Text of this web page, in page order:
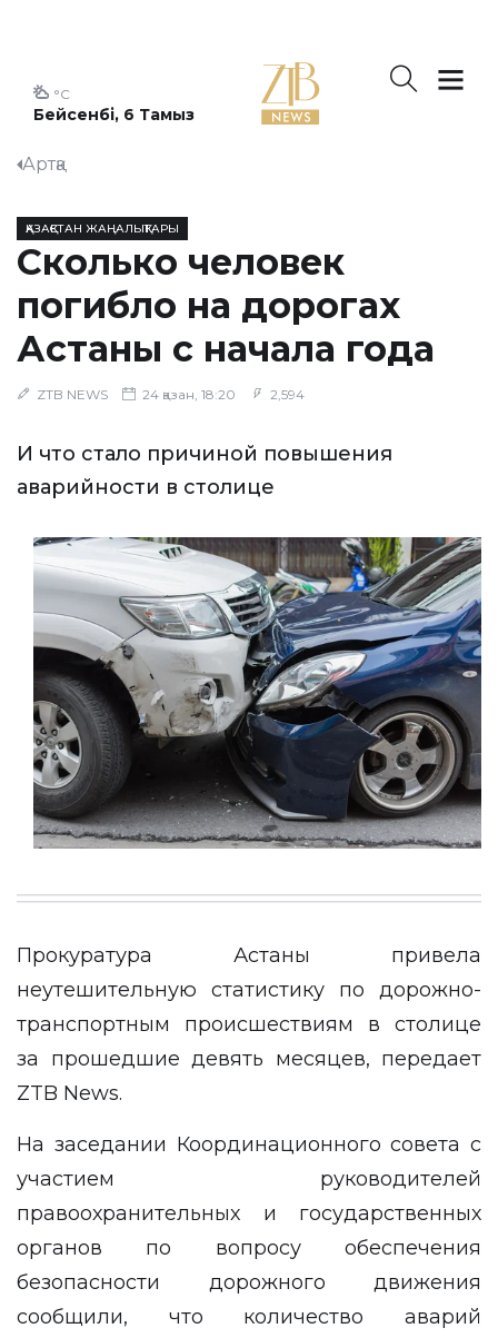
Бейсенбі, 6 Тамыз
°C
Артқа
ҚАЗАҚСТАН ЖАҢАЛЫҚТАРЫ
Сколько человек
погибло на дорогах
Астаны с начала года
ZTB NEWS 24 қазан, 18:20 2,594
И что стало причиной повышения
аварийности в столице
Прокуратура Астаны привела
неутешительную статистику по дорожно-
транспортным происшествиям в столице
за прошедшие девять месяцев, передает
ZTB News.
На заседании Координационного совета с
участием руководителей
правоохранительных и государственных
органов по вопросу обеспечения
безопасности дорожного движения
сообщили, что количество аварий